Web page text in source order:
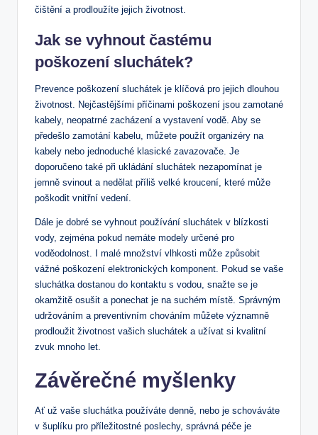
čištění a prodloužíte jejich životnost.
Jak se vyhnout častému
poškození sluchátek?
Prevence poškození sluchátek je klíčová pro jejich dlouhou
životnost. Nejčastějšími příčinami poškození jsou zamotané
kabely, neopatrné zacházení a vystavení vodě. Aby se
předešlo zamotání kabelu, můžete použít organizéry na
kabely nebo jednoduché klasické zavazovače. Je
doporučeno také při ukládání sluchátek nezapomínat je
jemně svinout a nedělat příliš velké kroucení, které může
poškodit vnitřní vedení.
Dále je dobré se vyhnout používání sluchátek v blízkosti
vody, zejména pokud nemáte modely určené pro
voděodolnost. I malé množství vlhkosti může způsobit
vážné poškození elektronických komponent. Pokud se vaše
sluchátka dostanou do kontaktu s vodou, snažte se je
okamžitě osušit a ponechat je na suchém místě. Správným
udržováním a preventivním chováním můžete významně
prodloužit životnost vašich sluchátek a užívat si kvalitní
zvuk mnoho let.
Závěrečné myšlenky
Ať už vaše sluchátka používáte denně, nebo je schováváte
v šuplíku pro příležitostné poslechy, správná péče je